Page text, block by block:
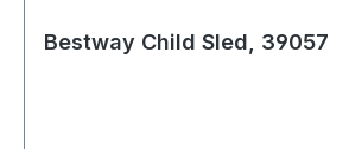
Bestway Child Sled, 39057